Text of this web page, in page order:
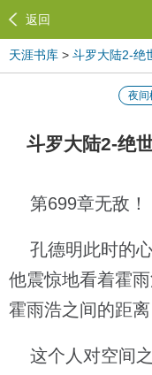
返回
天涯书库 > 斗罗大陆2-绝
夜间
斗罗大陆2-绝
第699章无敌！
孔德明此时的心
他震惊地看着霍
霍雨浩之间的距离
这个人对空间